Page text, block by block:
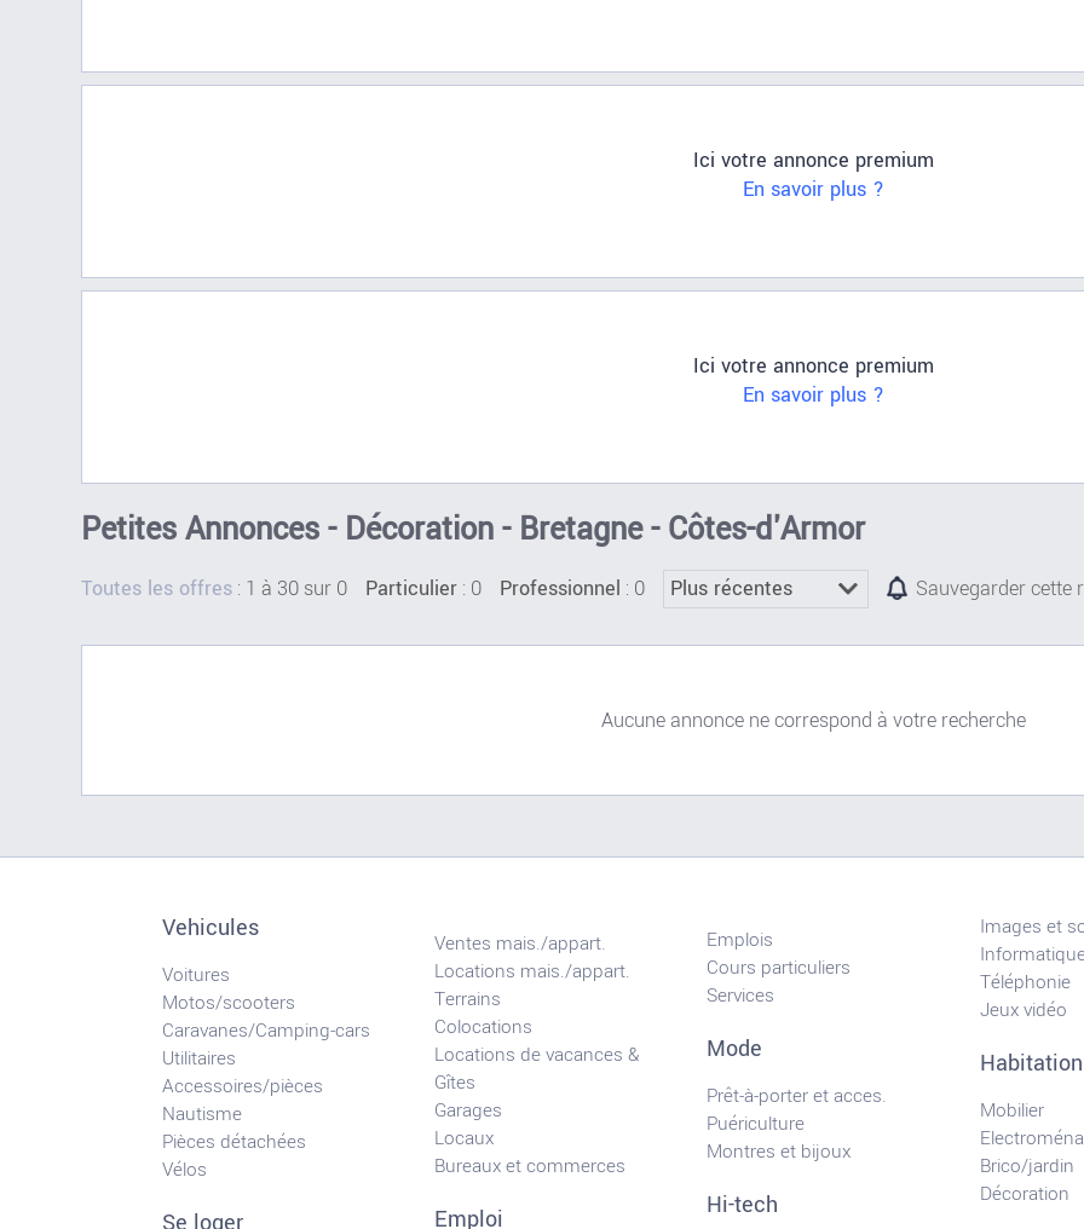
Ici votre annonce premium
En savoir plus ?
Ici votre annonce premium
En savoir plus ?
Petites Annonces - Décoration - Bretagne - Côtes-d'Armor
Toutes les offres : 1 à 30 sur 0 Particulier : 0 Professionnel : 0 Sauvegarder cette
Aucune annonce ne correspond à votre recherche
Vehicules
Voitures
Motos/scooters
Caravanes/Camping-cars
Utilitaires
Accessoires/pièces
Nautisme
Pièces détachées
Vélos
Ventes mais./appart.
Locations mais./appart.
Terrains
Colocations
Locations de vacances &
Gîtes
Garages
Locaux
Bureaux et commerces
Emploi
Emplois
Cours particuliers
Services
Mode
Prêt-à-porter et acces.
Puériculture
Montres et bijoux
Hi-tech
Images et
Téléphonie
Jeux vidéo
Habitation
Mobilier
Brico/jardin
Décoration